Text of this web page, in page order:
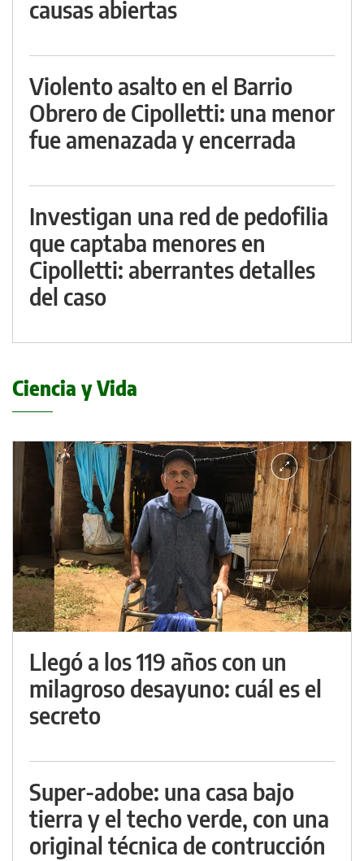
causas abiertas
Violento asalto en el Barrio
Obrero de Cipolletti: una menor
fue amenazada y encerrada
Investigan una red de pedofilia
que captaba menores en
Cipolletti: aberrantes detalles
del caso
Ciencia y Vida
Llegó a los 119 años con un
milagroso desayuno: cuál es el
secreto
Super-adobe: una casa bajo
tierra y el techo verde, con una
original técnica de contrucción